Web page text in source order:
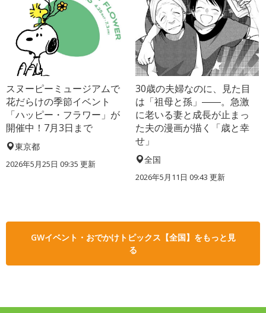
スヌーピーミュージアムで
花だらけの季節イベント
「ハッピー・フラワー」が
開催中！7月3日まで
東京都
2026年5月25日 09:35 更新
30歳の夫婦なのに、見た目
は「祖母と孫」――。急激
に老いる妻と成長が止まっ
た夫の漫画が描く「歳と幸
せ」
全国
2026年5月11日 09:43 更新
GWイベント・おでかけトピックス【全国】をもっと見
る